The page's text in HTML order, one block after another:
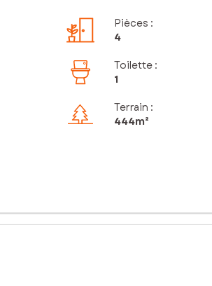
Pièces :
4
Toilette :
1
Terrain :
444m²